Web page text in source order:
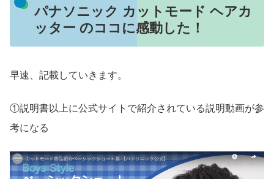
パナソニック カットモード ヘアカ
ッター のココに感動した！
早速、記載していきます。
①説明書以上に公式サイトで紹介されている説明動画が参
考になる